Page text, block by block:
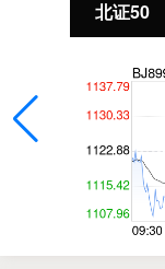
北证50